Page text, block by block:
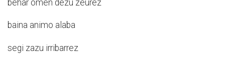
behar omen dezu zeurez
baina animo alaba
segi zazu irribarrez